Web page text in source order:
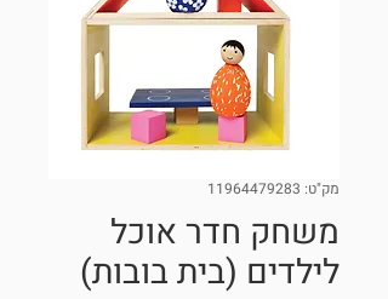
מק"ט: 11964479283
משחק חדר אוכל
לילדים (בית בובות)